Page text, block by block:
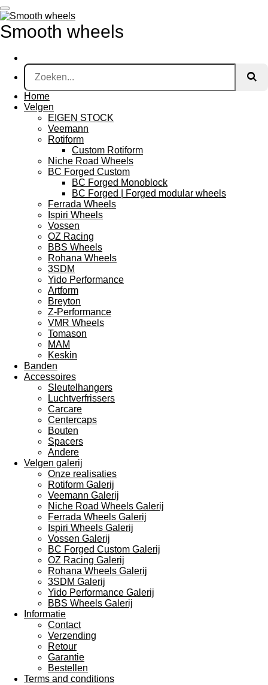
Ga
direct
naar
Smooth wheels
Home
Velgen
EIGEN STOCK
Veemann
Rotiform
Custom Rotiform
Niche Road Wheels
BC Forged Custom
BC Forged Monoblock
BC Forged | Forged modular wheels
Ferrada Wheels
Ispiri Wheels
Vossen
OZ Racing
BBS Wheels
Rohana Wheels
3SDM
Yido Performance
Artform
Breyton
Z-Performance
VMR Wheels
Tomason
MAM
Keskin
Banden
Accessoires
Sleutelhangers
Luchtverfrissers
Carcare
Centercaps
Bouten
Spacers
Andere
Velgen galerij
Onze realisaties
Rotiform Galerij
Veemann Galerij
Niche Road Wheels Galerij
Ferrada Wheels Galerij
Ispiri Wheels Galerij
Vossen Galerij
BC Forged Custom Galerij
OZ Racing Galerij
Rohana Wheels Galerij
3SDM Galerij
Yido Performance Galerij
BBS Wheels Galerij
Informatie
Contact
Verzending
Retour
Garantie
Bestellen
Terms and conditions